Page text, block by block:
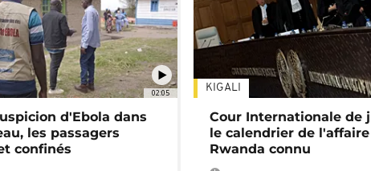
02:05
d'Ebola dans
les passagers
confinés
KIGALI
Cour Internationale de
le calendrier de l'affaire
Rwanda connu